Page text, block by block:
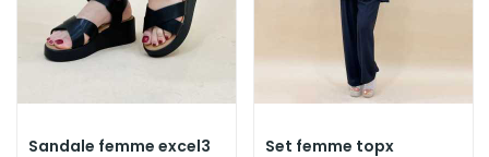
Sandale femme excel3 Set femme topx